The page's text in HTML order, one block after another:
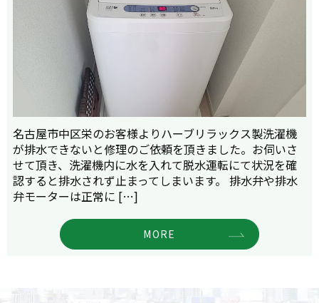
名古屋市中区栄のお客様よりハーブリラックス製洗濯機
が排水できないと修理のご依頼を頂きました。お伺いさ
せて頂き、洗濯機内に水を入れて脱水運転にて状況を確
認すると排水されず止まってしまいます。 排水弁や排水
弁モーターは正常に […]
MORE